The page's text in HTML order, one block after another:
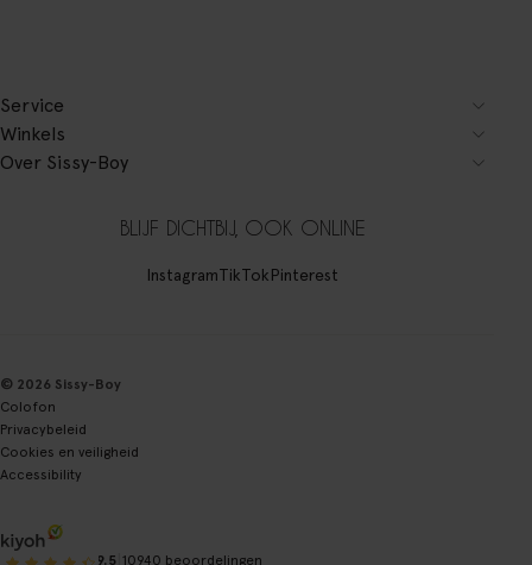
Service
Winkels
Over Sissy-Boy
BLIJF DICHTBIJ, OOK ONLINE
InstagramTikTokPinterest
© 2026 Sissy-Boy
Colofon
Privacybeleid
Cookies en veiligheid
Accessibility
9.5 10940 beoordelingen